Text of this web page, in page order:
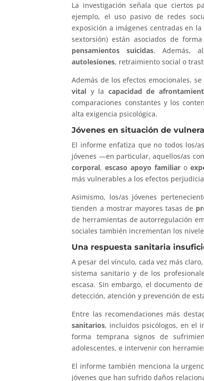
La investigación señala que ciertos
ejemplo, el uso pasivo de redes
exposición a imágenes centradas en
sextorsión) están asociados de
pensamientos suicidas. Además,
autolesiones, retraimiento social o
Además de los efectos emocionales,
vital y la capacidad de
comparaciones constantes y los
alta exigencia psicológica.
Jóvenes en situación de
El informe enfatiza que no todos los/
jóvenes —en particular, aquellos/as con
corporal,escaso apoyo familiar o
más vulnerables a los efectos
Asimismo, los/as jóvenes
tienden a mostrar mayores tasas de
de herramientas de autorregulación
sociales también incrementan los
Una respuesta sanitaria
A pesar del vínculo, cada vez más
sistema sanitario y de los
escasa. Sin embargo, el documento
detección, atención y prevención de
Entre las recomendaciones más
sanitarios, incluidos psicólogos, en el
forma temprana signos de
adolescentes, e intervenir con
El informe también menciona la
jóvenes que han sufrido daños